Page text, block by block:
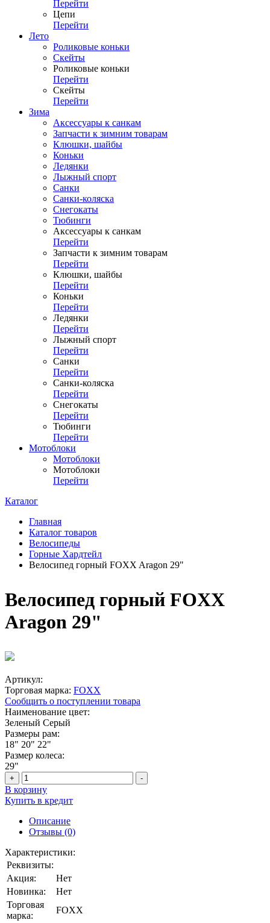
Перейти
Цепи
Перейти
Лето
Роликовые коньки
Скейты
Роликовые коньки
Перейти
Скейты
Перейти
Зима
Аксессуары к санкам
Запчасти к зимним товарам
Клюшки, шайбы
Коньки
Ледянки
Лыжный спорт
Санки
Санки-коляска
Снегокаты
Тюбинги
Аксессуары к санкам
Перейти
Запчасти к зимним товарам
Перейти
Клюшки, шайбы
Перейти
Коньки
Перейти
Ледянки
Перейти
Лыжный спорт
Перейти
Санки
Перейти
Санки-коляска
Перейти
Снегокаты
Перейти
Тюбинги
Перейти
Мотоблоки
Мотоблоки
Мотоблоки
Перейти
Каталог
Главная
Каталог товаров
Велосипеды
Горные Хардтейл
Велосипед горный FOXX Aragon 29"
Велосипед горный FOXX
Aragon 29"
Артикул:
Торговая марка: FOXX
Сообщить о поступлении товара
Наименование цвет:
Зеленый Серый
Размеры рам:
18" 20" 22"
Размер колеса:
29"
+ -
В корзину
Купить в кредит
Описание
Отзывы (0)
Характеристики:
Реквизиты:
Акция:
Нет
Новинка:
Нет
Торговая
марка:
FOXX